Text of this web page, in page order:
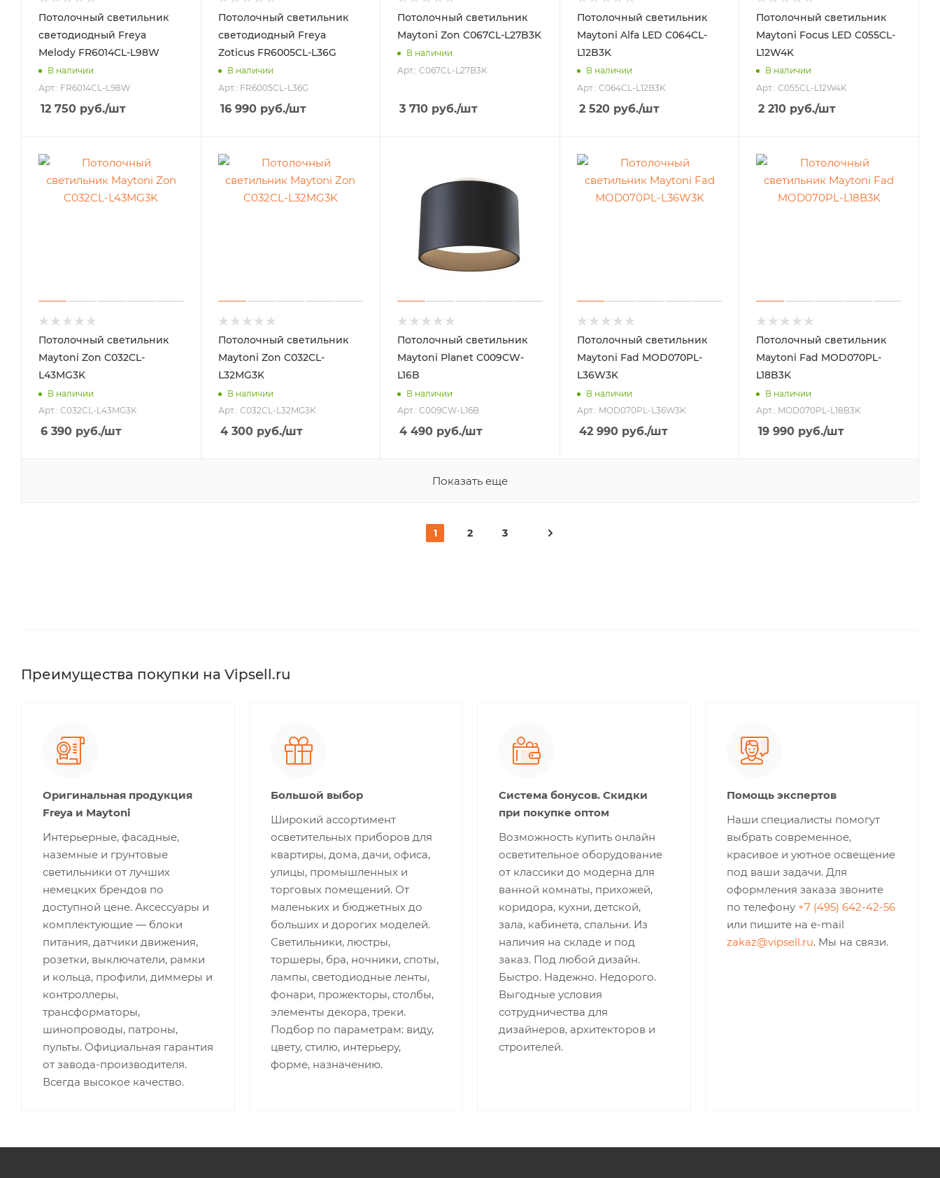
Потолочный светильник
светодиодный Freya
Melody FR6014CL-L98W
В наличии
Арт.: FR6014CL-L98W
12 750 руб./шт
Потолочный светильник
светодиодный Freya
Zoticus FR6005CL-L36G
В наличии
Арт.: FR6005CL-L36G
16 990руб./шт
Потолочный светильник
Maytoni Zon C067CL-L27B3K
В наличии
Арт.: C067CL-L27B3K
3 710 руб./шт
Потолочный светильник
Maytoni Alfa LED C064CL-
L12B3K
В наличии
Арт.: C064CL-L12B3K
2 520руб./шт
Потолочный светильник
Maytoni Focus LED C055CL-
L12W4K
В наличии
Арт.: C055CL-L12W4K
2 210 руб./шт
Потолочный светильник
Maytoni Zon C032CL-
L43MG3K
В наличии
Арт.: C032CL-L43MG3K
6 390 руб./шт
Потолочный светильник
Maytoni Zon C032CL-
L32MG3K
В наличии
Арт.: C032CL-L32MG3K
4 300руб./шт
Потолочный светильник
Maytoni Planet C009CW-
L16B
В наличии
Арт.: C009CW-L16B
4 490 руб./шт
Потолочный светильник
Maytoni Fad MOD070PL-
L36W3K
В наличии
Арт.: MOD070PL-L36W3K
42 990руб./шт
Потолочный светильник
Maytoni Fad MOD070PL-
L18B3K
В наличии
Арт.: MOD070PL-L18B3K
19 990 руб./шт
Показать еще
1 2 3
Преимущества покупки на Vipsell.ru
Оригинальная продукция
Freya и Maytoni
Интерьерные, фасадные,
наземные и грунтовые
светильники от лучших
немецких брендов по
доступной цене. Аксессуары и
комплектующие — блоки
питания, датчики движения,
розетки, выключатели, рамки
и кольца, профили, диммеры и
контроллеры,
трансформаторы,
шинопроводы, патроны,
пульты. Официальная гарантия
от завода-производителя.
Всегда высокое качество.
Большой выбор
Широкий ассортимент
осветительных приборов для
квартиры, дома, дачи, офиса,
улицы, промышленных и
торговых помещений. От
маленьких и бюджетных до
больших и дорогих моделей.
Светильники, люстры,
торшеры, бра, ночники, споты,
лампы, светодиодные ленты,
фонари, прожекторы, столбы,
элементы декора, треки.
Подбор по параметрам: виду,
цвету, стилю, интерьеру,
форме, назначению.
Система бонусов. Скидки
при покупке оптом
Возможность купить онлайн
осветительное оборудование
от классики до модерна для
ванной комнаты, прихожей,
коридора, кухни, детской,
зала, кабинета, спальни. Из
наличия на складе и под
заказ. Под любой дизайн.
Быстро. Надежно. Недорого.
Выгодные условия
сотрудничества для
дизайнеров, архитекторов и
строителей.
Помощь экспертов
Наши специалисты помогут
выбрать современное,
красивое и уютное освещение
под ваши задачи. Для
оформления заказа звоните
по телефону +7 (495) 642-42-56
или пишите на e-mail
zakaz@vipsell.ru. Мы на связи.